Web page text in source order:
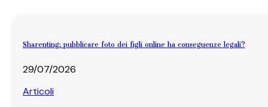
Sharenting: pubblicare foto dei figli online ha conseguenze legali?
29/07/2026
Articoli